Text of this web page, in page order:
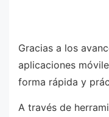
Gracias a los
aplicaciones
forma rápida y
A través de